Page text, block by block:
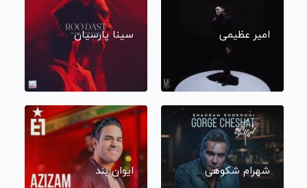
امیر عظیمی سینا پارسیان
شهرام شکوهی ایوان بند